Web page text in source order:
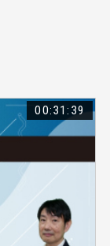
00:31:39